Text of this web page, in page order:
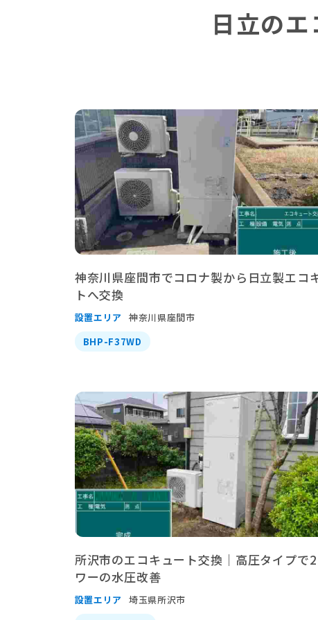
日立の
神奈川県座間市でコロナ製から日立製エコ
トへ交換
設置エリア 神奈川県座間市
BHP-F37WD
所沢市のエコキュート交換｜高圧タイプで
ワーの水圧改善
設置エリア 埼玉県所沢市